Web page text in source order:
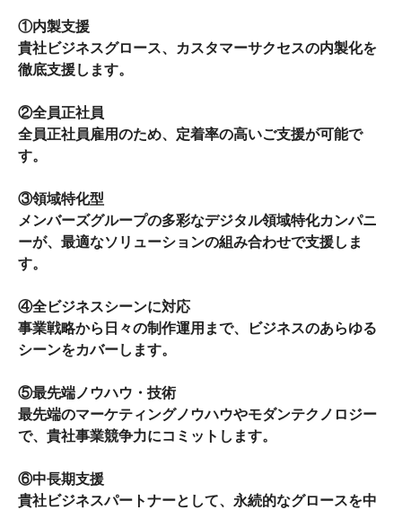
①内製支援
貴社ビジネスグロース、カスタマーサクセスの内製化を
徹底支援します。
②全員正社員
全員正社員雇用のため、定着率の高いご支援が可能で
す。
③領域特化型
メンバーズグループの多彩なデジタル領域特化カンパニ
ーが、最適なソリューションの組み合わせで支援しま
す。
④全ビジネスシーンに対応
事業戦略から日々の制作運用まで、ビジネスのあらゆる
シーンをカバーします。
⑤最先端ノウハウ・技術
最先端のマーケティングノウハウやモダンテクノロジー
で、貴社事業競争力にコミットします。
⑥中長期支援
貴社ビジネスパートナーとして、永続的なグロースを中